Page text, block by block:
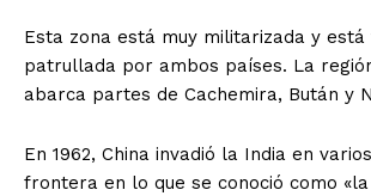
Esta zona está muy militarizada y
patrullada por ambos países. La
abarca partes de Cachemira, Bután y
En 1962, China invadió la India en
frontera en lo que se conoció como